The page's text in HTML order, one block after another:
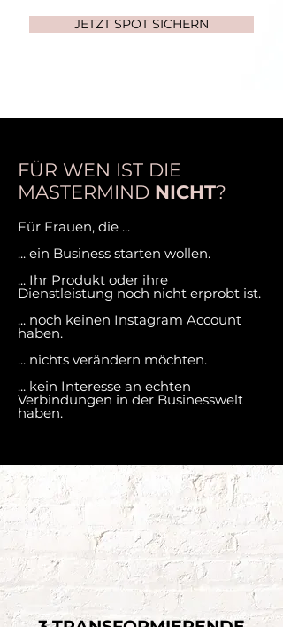
JETZT SPOT SICHERN
FÜR WEN IST DIE
MASTERMIND NICHT?
Für Frauen, die ...
... ein Business starten wollen.
... Ihr Produkt oder ihre
Dienstleistung noch nicht erprobt ist.
... noch keinen Instagram Account
haben.
... nichts verändern möchten.
... kein Interesse an echten
Verbindungen in der Businesswelt
haben.